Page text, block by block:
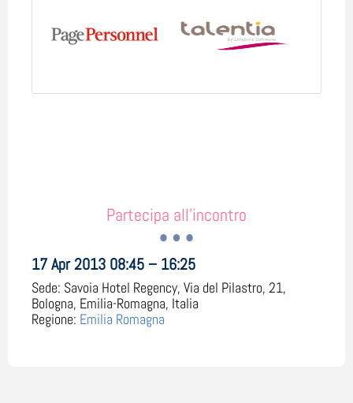
Partecipa all'incontro
17 Apr 2013 08:45 – 16:25
Sede: Savoia Hotel Regency, Via del Pilastro, 21,
Bologna, Emilia-Romagna, Italia
Regione: Emilia Romagna